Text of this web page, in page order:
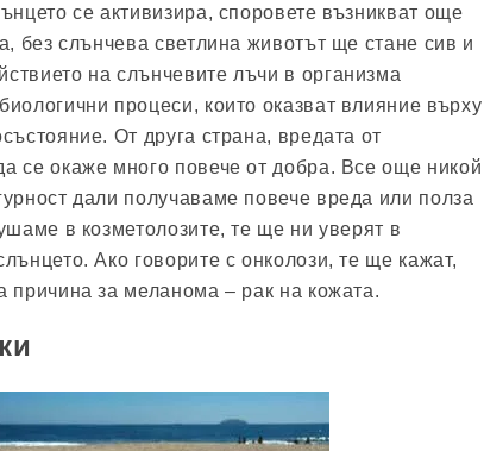
се активизира, споровете възникват още
без слънчева светлина животът ще стане сив и
на слънчевите лъчи в организма
процеси, които оказват влияние върху
От друга страна, вредата от
се окаже много повече от добра. Все още никой
дали получаваме повече вреда или полза
в козметолозите, те ще ни уверят в
Ако говорите с онколози, те ще кажат,
причина за меланома – рак на кожата.